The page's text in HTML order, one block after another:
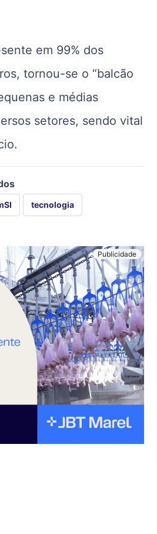
em 99% dos
tornou-se o “balcão
e médias
setores, sendo vital
tecnologia